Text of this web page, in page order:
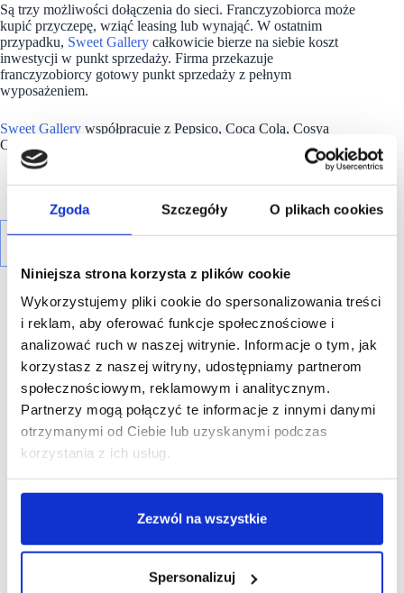
Zgoda Szczegóły O plikach cookies
Niniejsza strona korzysta z plików cookie
Wykorzystujemy pliki cookie do spersonalizowania treści
i reklam, aby oferować funkcje społecznościowe i
analizować ruch w naszej witrynie. Informacje o tym, jak
korzystasz z naszej witryny, udostępniamy partnerom
społecznościowym, reklamowym i analitycznym.
Partnerzy mogą połączyć te informacje z innymi danymi
otrzymanymi od Ciebie lub uzyskanymi podczas
korzystania z ich usług.
Zezwól na wszystkie
Spersonalizuj
Są trzy możliwości dołączenia do sieci. Franczyzobiorca może
kupić przyczepę, wziąć leasing lub wynająć. W ostatnim
przypadku, Sweet Gallery całkowicie bierze na siebie koszt
inwestycji w punkt sprzedaży. Firma przekazuje
franczyzobiorcy gotowy punkt sprzedaży z pełnym
wyposażeniem.
Sweet Gallery współpracuje z Pepsico, Coca Colą, Cosya
Coffee i T-Mobile, tworząc kampanie cross marketingowe.
R E K L A M A